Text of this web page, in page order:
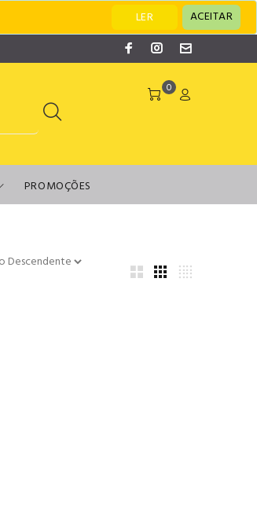
LER
ACEITAR
0
PROMOÇÕES